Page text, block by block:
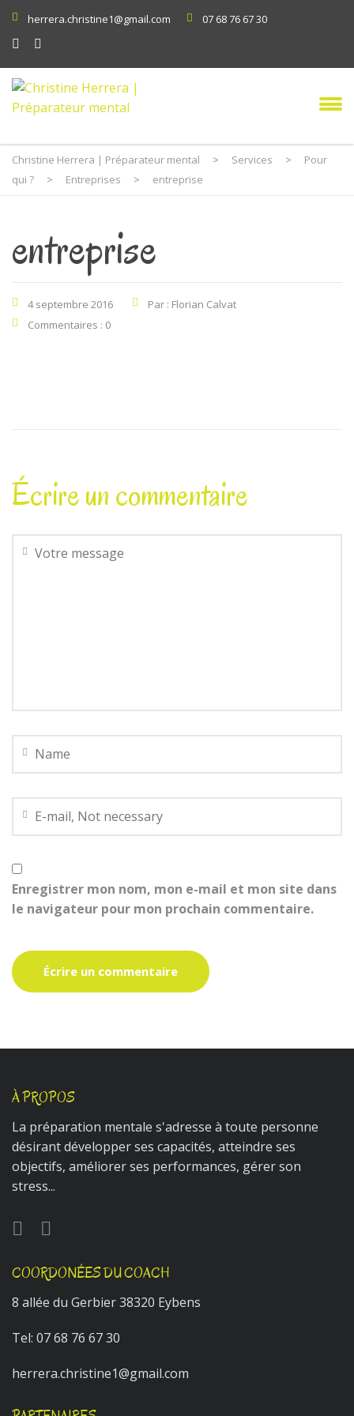
herrera.christine1@gmail.com 07 68 76 67 30
Christine Herrera | Préparateur mental > Services >
Pour
qui ?
> Entreprises > entreprise
entreprise
4 septembre 2016
Par : Florian Calvat
Commentaires : 0
Écrire un commentaire
Enregistrer mon nom, mon e-mail et mon site dans
le navigateur pour mon prochain commentaire.
À PROPOS
La préparation mentale s'adresse à toute personne
désirant développer ses capacités, atteindre ses
objectifs, améliorer ses performances, gérer son
stress...
COORDONÉES DU COACH
8 allée du Gerbier 38320 Eybens
Tel: 07 68 76 67 30
herrera.christine1@gmail.com